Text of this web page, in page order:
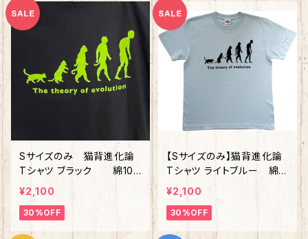
Sサイズのみ 猫背進化論
Tシャツ ブラック 綿10
0%
¥2,100
30%OFF
【Sサイズのみ】猫背進化論
Tシャツ ライトブルー 綿1
00%
¥2,100
30%OFF